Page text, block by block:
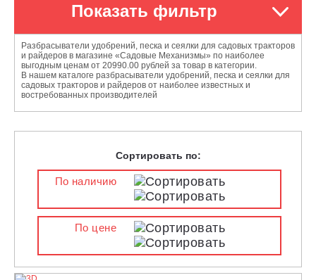
Показать фильтр
Разбрасыватели удобрений, песка и сеялки для садовых тракторов
и райдеров в магазине «Садовые Механизмы» по наиболее
выгодным ценам от 20990.00 рублей за товар в категории.
В нашем каталоге разбрасыватели удобрений, песка и сеялки для
садовых тракторов и райдеров от наиболее известных и
востребованных производителей
Сортировать по:
По наличию
По цене